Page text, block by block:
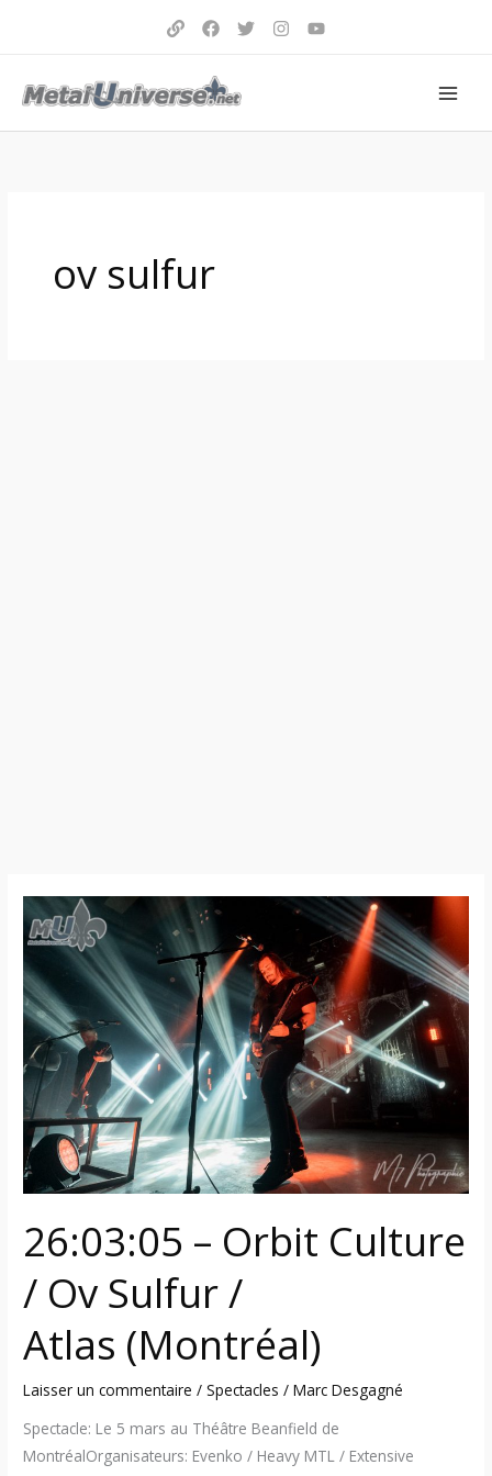
ov sulfur
26:03:05 – Orbit Culture
/ Ov Sulfur /
Atlas (Montréal)
Laisser un commentaire /Spectacles /Marc Desgagné
Spectacle: Le 5 mars au Théâtre Beanfield de
MontréalOrganisateurs: Evenko / Heavy MTL / Extensive
26:03:05
–
Orbit
Culture
/
Ov
Sulfur
Atlas (Montréal)